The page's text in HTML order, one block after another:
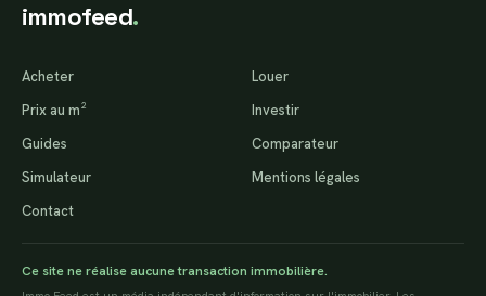
immofeed.
Acheter
Louer
Prix au m²
Investir
Guides
Comparateur
Simulateur
Mentions légales
Contact
Ce site ne réalise aucune transaction immobilière.